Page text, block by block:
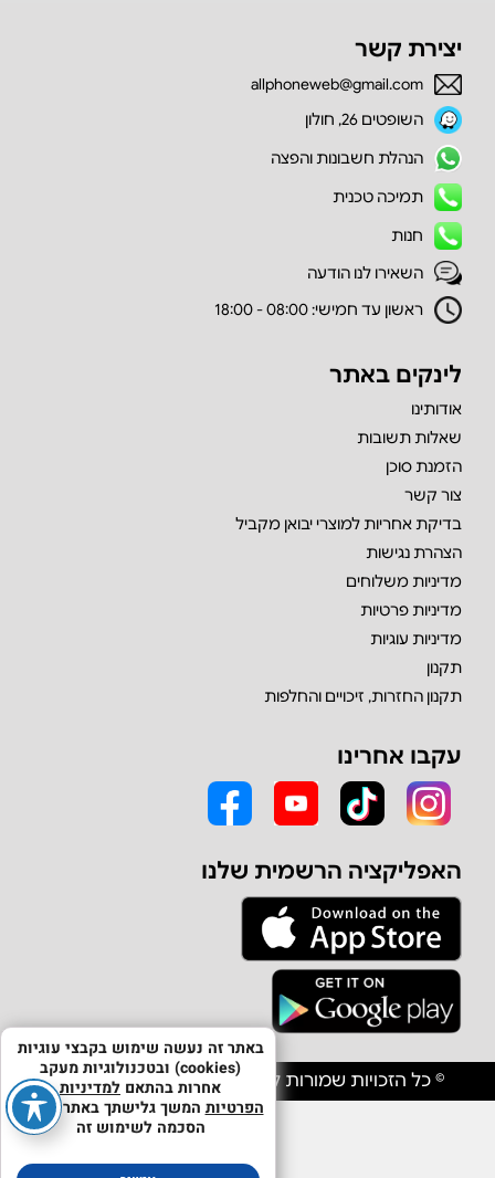
יצירת קשר
allphoneweb@gmail.com
השופטים 26, חולון
הנהלת חשבונות והפצה
תמיכה טכנית
חנות
השאירו לנו הודעה
ראשון עד חמישי: 08:00 - 18:00
לינקים באתר
אודותינו
שאלות תשובות
הזמנת סוכן
צור קשר
בדיקת אחריות למוצרי יבואן מקביל
הצהרת נגישות
מדיניות משלוחים
מדיניות פרטיות
מדיניות עוגיות
תקנון
תקנון החזרות, זיכויים והחלפות
עקבו אחרינו
האפליקציה הרשמית שלנו
© כל הזכויות שמורות לחברת אולפון יבוא וסחר בע"מ
באתר זה נעשה שימוש בקבצי עוגיות
(cookies) ובטכנולוגיות מעקב
אחרות בהתאם למדיניות
הפרטיות המשך גלישתך באתר מהווה
הסכמה לשימוש זה